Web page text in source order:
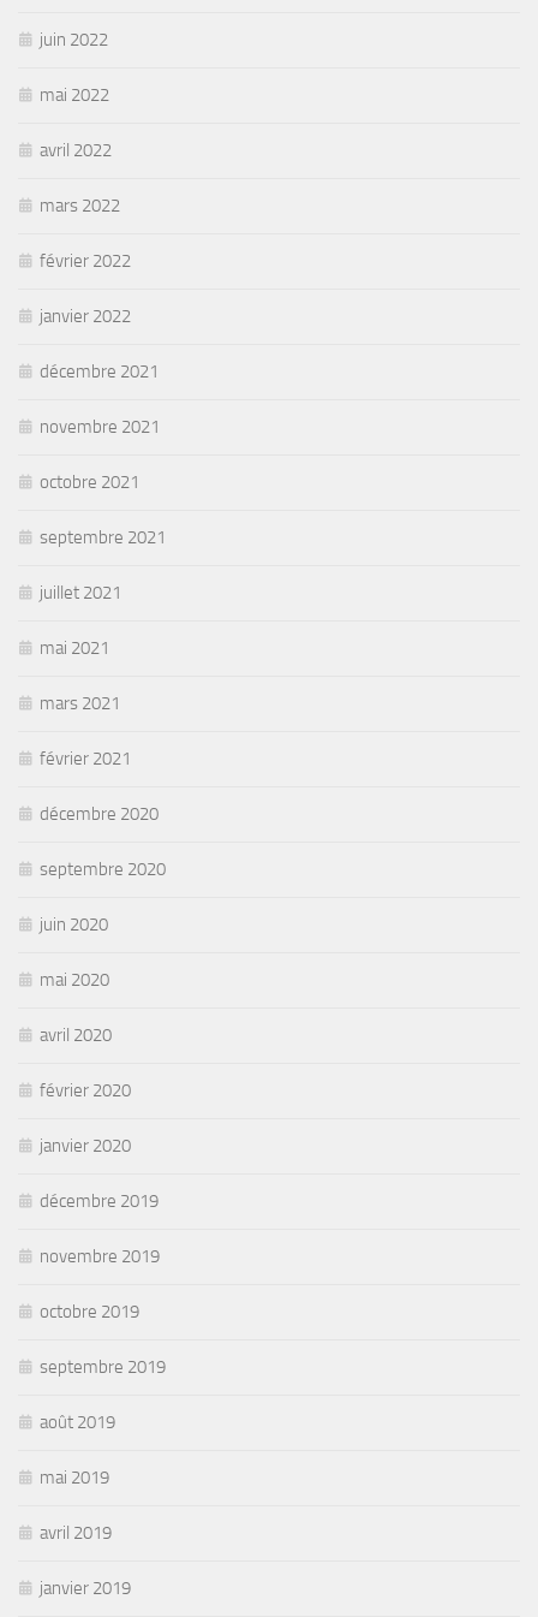
juin 2022
mai 2022
avril 2022
mars 2022
février 2022
janvier 2022
décembre 2021
novembre 2021
octobre 2021
septembre 2021
juillet 2021
mai 2021
mars 2021
février 2021
décembre 2020
septembre 2020
juin 2020
mai 2020
avril 2020
février 2020
janvier 2020
décembre 2019
novembre 2019
octobre 2019
septembre 2019
août 2019
mai 2019
avril 2019
janvier 2019